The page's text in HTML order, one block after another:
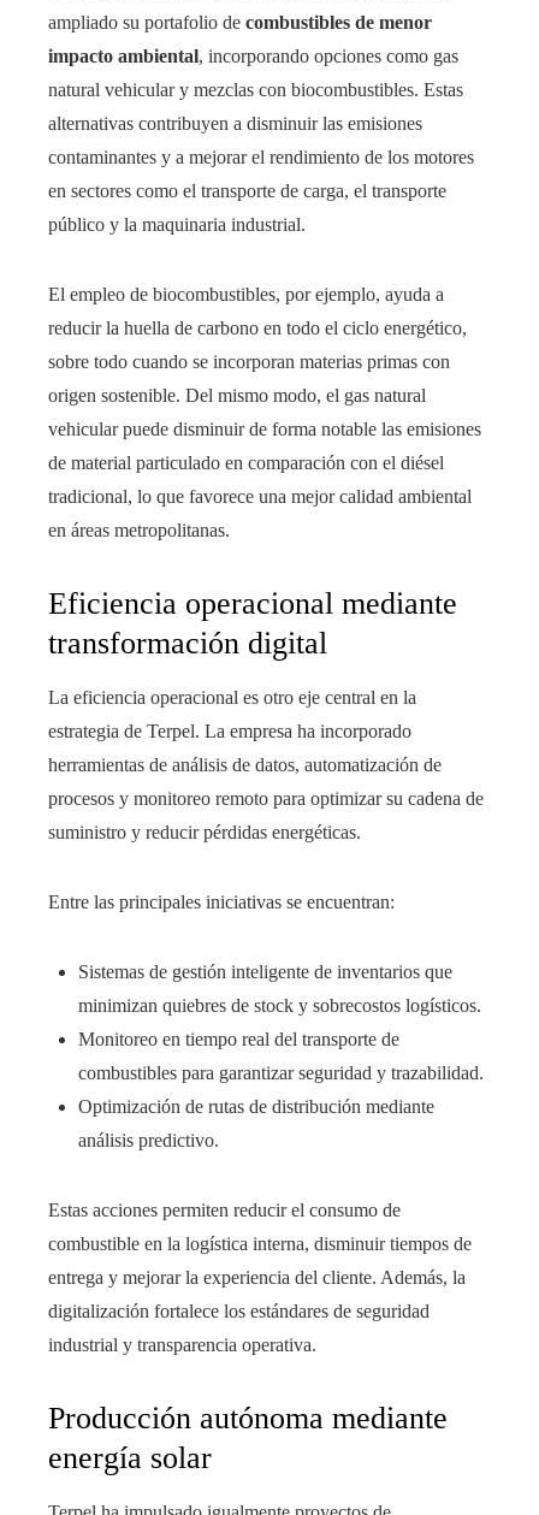
ampliado su portafolio de combustibles de menor
impacto ambiental, incorporando opciones como gas
natural vehicular y mezclas con biocombustibles. Estas
alternativas contribuyen a disminuir las emisiones
contaminantes y a mejorar el rendimiento de los motores
en sectores como el transporte de carga, el transporte
público y la maquinaria industrial.
El empleo de biocombustibles, por ejemplo, ayuda a
reducir la huella de carbono en todo el ciclo energético,
sobre todo cuando se incorporan materias primas con
origen sostenible. Del mismo modo, el gas natural
vehicular puede disminuir de forma notable las emisiones
de material particulado en comparación con el diésel
tradicional, lo que favorece una mejor calidad ambiental
en áreas metropolitanas.
Eficiencia operacional mediante
transformación digital
La eficiencia operacional es otro eje central en la
estrategia de Terpel. La empresa ha incorporado
herramientas de análisis de datos, automatización de
procesos y monitoreo remoto para optimizar su cadena de
suministro y reducir pérdidas energéticas.
Entre las principales iniciativas se encuentran:
Sistemas de gestión inteligente de inventarios que
minimizan quiebres de stock y sobrecostos logísticos.
Monitoreo en tiempo real del transporte de
combustibles para garantizar seguridad y trazabilidad.
Optimización de rutas de distribución mediante
análisis predictivo.
Estas acciones permiten reducir el consumo de
combustible en la logística interna, disminuir tiempos de
entrega y mejorar la experiencia del cliente. Además, la
digitalización fortalece los estándares de seguridad
industrial y transparencia operativa.
Producción autónoma mediante
energía solar